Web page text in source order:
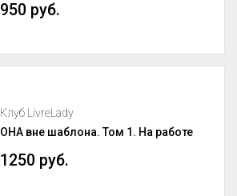
950 руб.
Клуб LivreLady
ОНА вне шаблона. Том 1. На работе
1250 руб.